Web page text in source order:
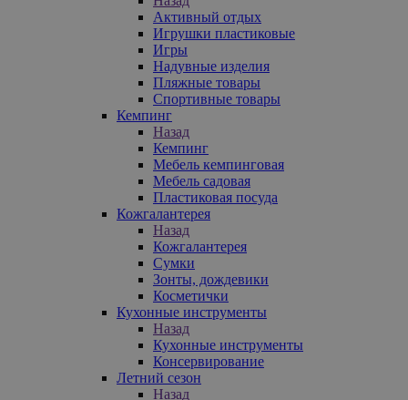
Активный отдых
Игрушки пластиковые
Игры
Надувные изделия
Пляжные товары
Спортивные товары
Кемпинг
Назад
Кемпинг
Мебель кемпинговая
Мебель садовая
Пластиковая посуда
Кожгалантерея
Назад
Кожгалантерея
Сумки
Зонты, дождевики
Косметички
Кухонные инструменты
Назад
Кухонные инструменты
Консервирование
Летний сезон
Назад